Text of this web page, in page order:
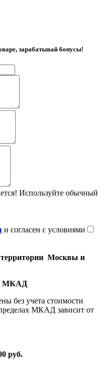
зарабатывай бонусы!
Используйте обычный
и согласен с условиями
территории Москвы и
МКАД
без учета стоимости
МКАД зависит от
0 руб.